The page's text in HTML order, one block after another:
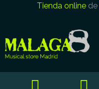
Tienda onlinede